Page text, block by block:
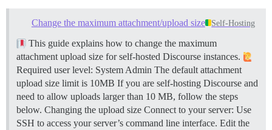
Change the maximum attachment/upload size Self-Hosting
This guide explains how to change the maximum
attachment upload size for self-hosted Discourse instances.
Required user level: System Admin The default attachment
upload size limit is 10MB If you are self-hosting Discourse and
need to allow uploads larger than 10 MB, follow the steps
below. Changing the upload size Connect to your server: Use
SSH to access your server’s command line interface. Edit the